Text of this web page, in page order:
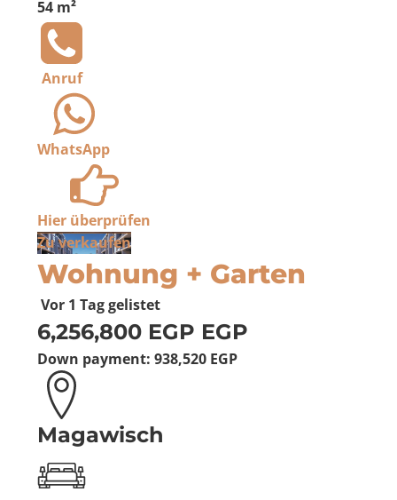
54 m²
Anruf
WhatsApp
Hier überprüfen
Zu verkaufen
Wohnung + Garten
Vor 1 Taggelistet
6,256,800 EGP EGP
Down payment: 938,520 EGP
Magawisch